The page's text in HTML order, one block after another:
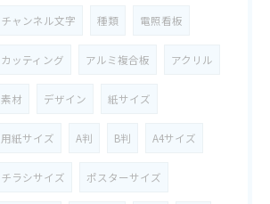
チャンネル文字 種類 電照看板
カッティング アルミ複合板 アクリル
素材 デザイン 紙サイズ
用紙サイズ A判 B判 A4サイズ
チラシサイズ ポスターサイズ